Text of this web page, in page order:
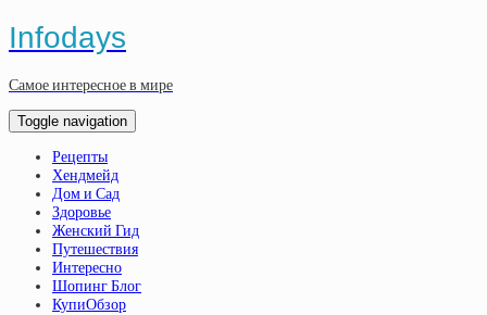
Infodays
Самое интересное в мире
Toggle navigation
Рецепты
Хендмейд
Дом и Сад
Здоровье
Женский Гид
Путешествия
Интересно
Шопинг Блог
КупиОбзор